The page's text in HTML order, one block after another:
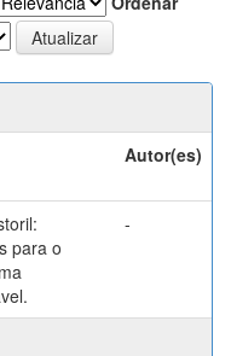
Autor(es)
para o
-